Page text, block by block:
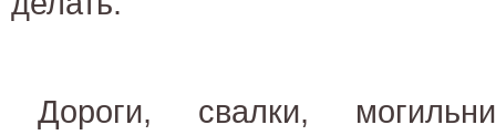
Дороги, свалки,